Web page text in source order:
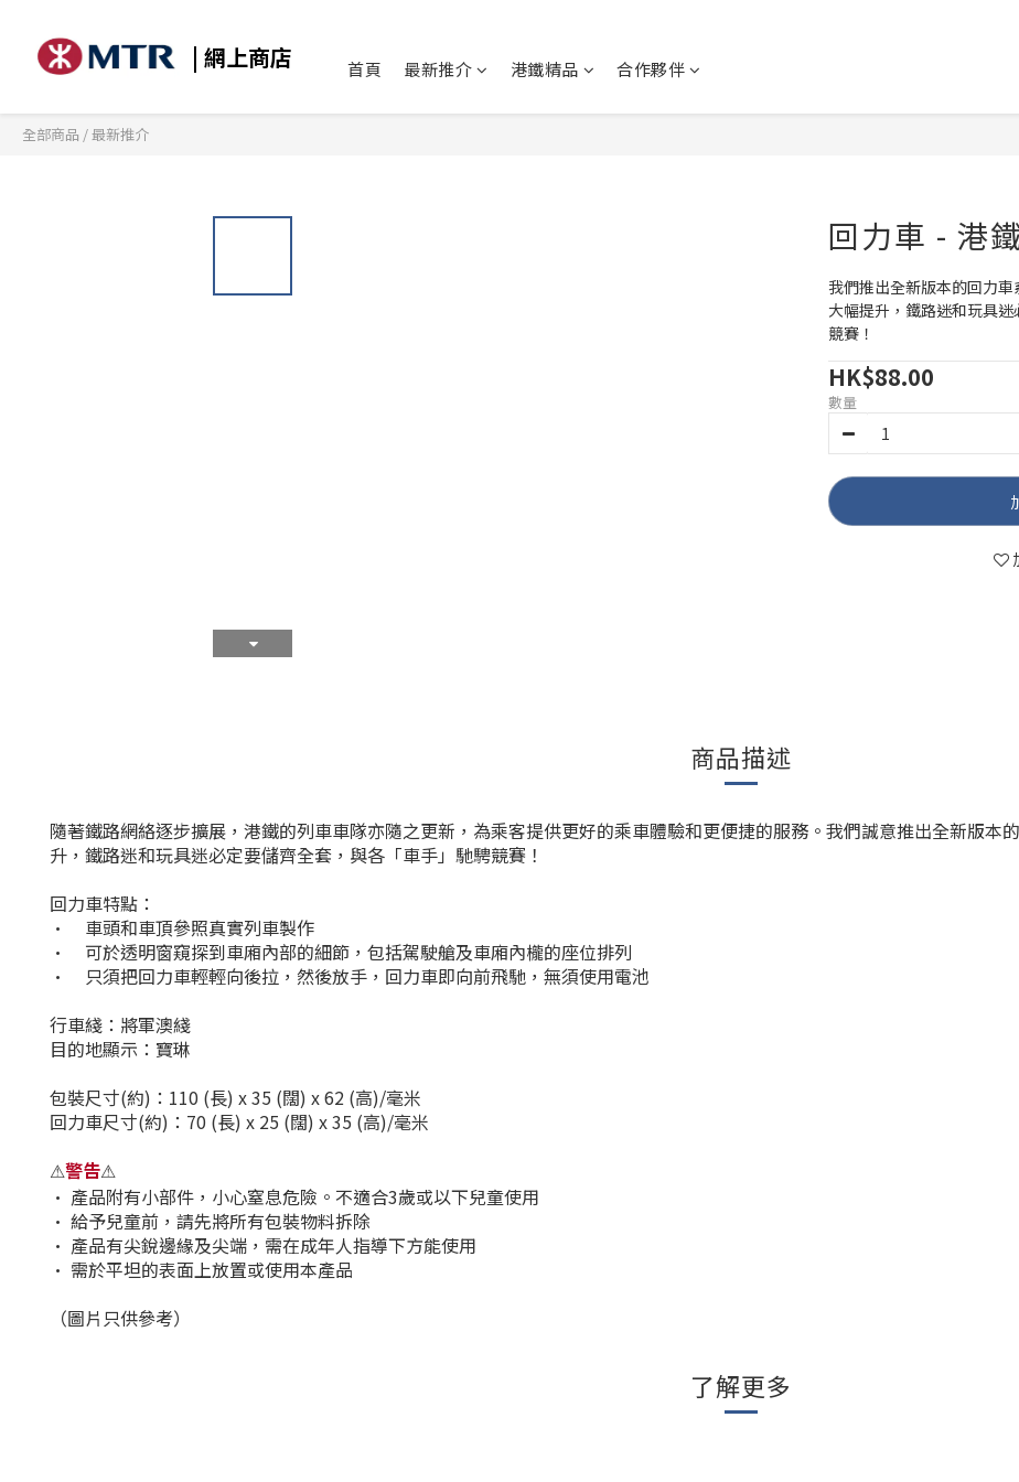
| 網上商店 首頁 最新推介 港鐵精品 合作夥伴
全部商品 /最新推介
回力車 - 港
我們推出全新版本的回力
大幅提升，鐵路迷和玩具
競賽！
HK$88.00
數量
商品描述
隨著鐵路網絡逐步擴展，港鐵的列車車隊亦隨之更新，為乘客提供更好的乘車體驗和更便捷的服務。我們誠意推出全新版本
升，鐵路迷和玩具迷必定要儲齊全套，與各「車手」馳騁競賽！
回力車特點：
•
車頭和車頂參照真實列車製作
•
可於透明窗窺探到車廂內部的細節，包括駕駛艙及車廂內櫳的座位排列
•
只須把回力車輕輕向後拉，然後放手，回力車即向前飛馳，無須使用電池
行車綫：將軍澳綫
目的地顯示：寶琳
包裝尺寸(約) ：110 (長) x 35 (闊) x 62 (高)/毫米
回力車尺寸(約) ：70 (長) x 25 (闊) x 35 (高)/毫米
⚠警告⚠
• 產品附有小部件，小心窒息危險。不適合3歲或以下兒童使用
• 給予兒童前，請先將所有包裝物料拆除
• 產品有尖銳邊緣及尖端，需在成年人指導下方能使用
• 需於平坦的表面上放置或使用本產品
（圖片只供參考）
了解更多